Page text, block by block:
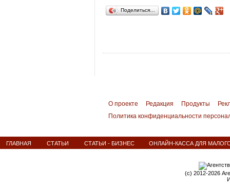
Поделиться…
О проекте Редакция Продукты
Политика конфиденциальности
ГЛАВНАЯ СТАТЬИ СТАТЬИ - БИЗНЕС ОНЛАЙН-КАССА ДЛЯ
(c) 2012-2026